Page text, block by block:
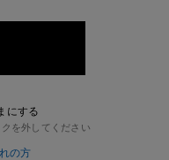
にする
を外してください
の方